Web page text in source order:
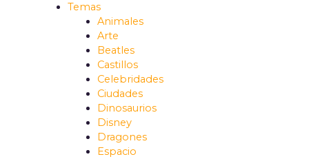
Temas
Animales
Arte
Beatles
Castillos
Celebridades
Ciudades
Dinosaurios
Disney
Dragones
Espacio